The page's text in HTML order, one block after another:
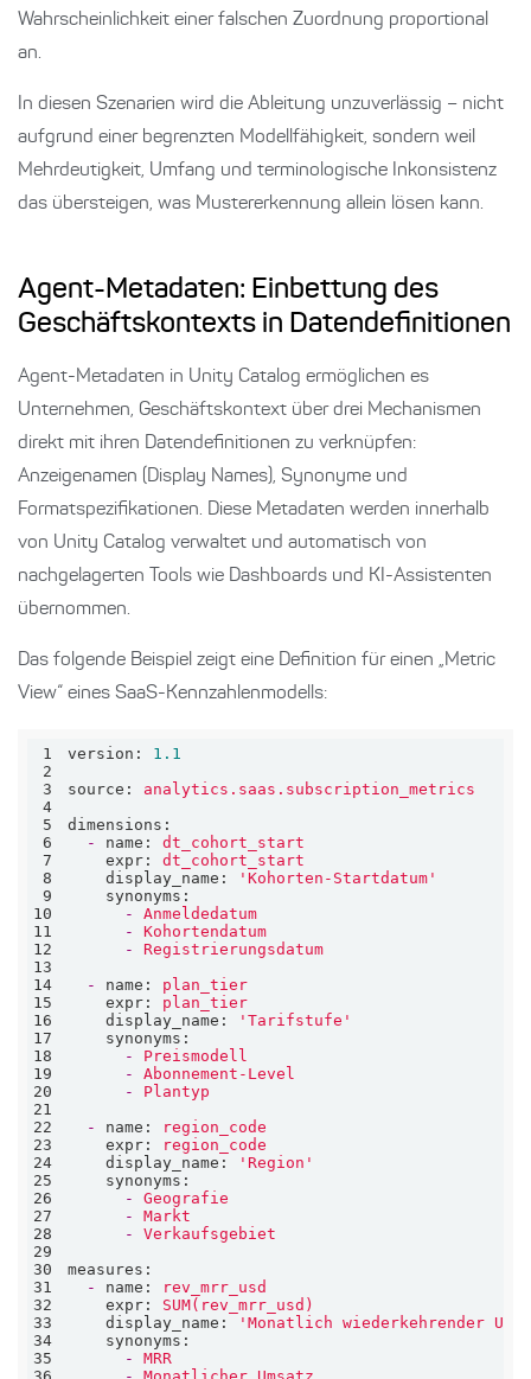
Wahrscheinlichkeit einer falschen Zuordnung proportional
an.
In diesen Szenarien wird die Ableitung unzuverlässig – nicht
aufgrund einer begrenzten Modellfähigkeit, sondern weil
Mehrdeutigkeit, Umfang und terminologische Inkonsistenz
das übersteigen, was Mustererkennung allein lösen kann.
Agent-Metadaten: Einbettung des
Geschäftskontexts in Datendefinitionen
Agent-Metadaten in Unity Catalog ermöglichen es
Unternehmen, Geschäftskontext über drei Mechanismen
direkt mit ihren Datendefinitionen zu verknüpfen:
Anzeigenamen (Display Names), Synonyme und
Formatspezifikationen. Diese Metadaten werden innerhalb
von Unity Catalog verwaltet und automatisch von
nachgelagerten Tools wie Dashboards und KI-Assistenten
übernommen.
Das folgende Beispiel zeigt eine Definition für einen „Metric
View“ eines SaaS-Kennzahlenmodells:
1 version:
1.1
2
3
source:
analytics.saas.subscription_metrics
4
5
dimensions:
6
- name:
dt_cohort_start
7
expr:
dt_cohort_start
8
display_name:
'Kohorten-Startdatum'
9
synonyms:
10
-
Anmeldedatum
11
-
Kohortendatum
12
-
Registrierungsdatum
13
14
- name:
plan_tier
15
expr:
plan_tier
16
display_name:
'Tarifstufe'
17
synonyms:
18
-
Preismodell
19
-
Abonnement-Level
20
-
Plantyp
21
22
- name:
region_code
23
expr:
region_code
24
display_name:
'Region'
25
synonyms:
26
-
Geografie
27
-
Markt
28
-
Verkaufsgebiet
29
30
measures:
31
- name:
rev_mrr_usd
32
expr:
SUM(rev_mrr_usd)
33
display_name:
'Monatlich wiederkehrender
34
synonyms:
35
-
MRR